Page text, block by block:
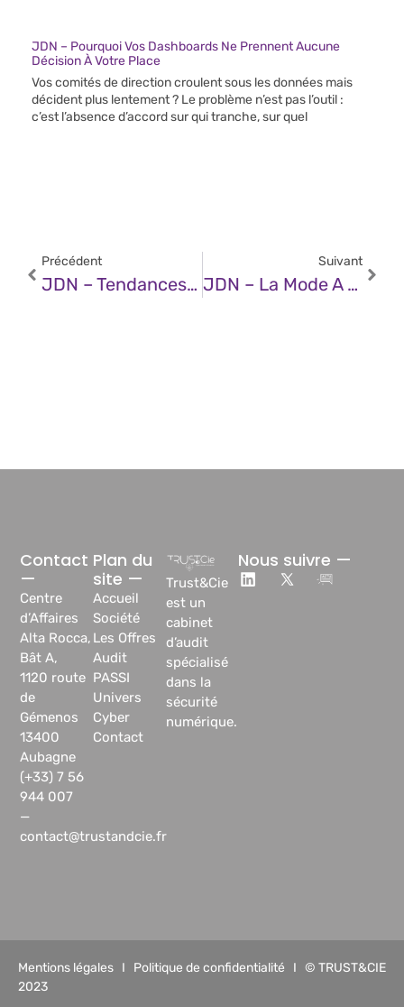
JDN – Pourquoi Vos Dashboards Ne Prennent Aucune
Décision À Votre Place
Vos comités de direction croulent sous les données mais
décident plus lentement ? Le problème n’est pas l’outil :
c’est l’absence d’accord sur qui tranche, sur quel
Précédent
JDN – Tendances IA 2025 : Un Tournant Technologique Et Économique
Suivant
JDN – La Mode A Besoin D’une Infrastructure IA Adaptée À La Demande Des Fêtes De Fin D’année
Trust&Cie
est un
cabinet
d’audit
spécialisé
dans la
sécurité
numérique.
Plan du
site —
Accueil
Société
Les Offres
Audit
PASSI
Univers
Cyber
Contact
Contact
—
Centre
d’Affaires
Alta Rocca,
Bât A,
1120 route
de
Gémenos
13400
Aubagne
(+33) 7 56
944 007
—
contact@trustandcie.fr
Nous suivre —
Mentions légales I Politique de confidentialité I © TRUST&CIE
2023